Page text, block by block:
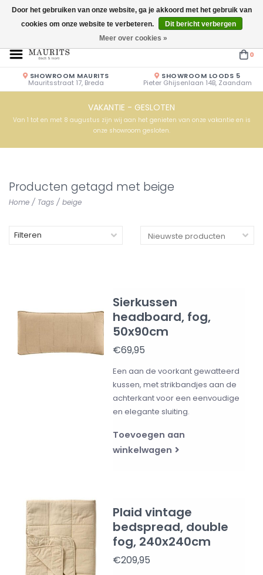
Openingstijden: Vrijdag & Zaterdag 10.00u - 17.00u of op afspraak!
0
SHOWROOM MAURITS
Mauritsstraat 17, Breda
SHOWROOM LOODS 5
Pieter Ghijsenlaan 14B, Zaandam
VAKANTIE - GESLOTEN
Van 1 tot en met 8 augustus zijn wij aan het genieten van onze vakantie en is
onze showroom gesloten.
Producten getagd met beige
Home / Tags / beige
Filteren
Sierkussen
headboard, fog,
50x90cm
€69,95
Een aan de voorkant gewatteerd
kussen, met strikbandjes aan de
achterkant voor een eenvoudige
en elegante sluiting.
Toevoegen aan
winkelwagen
Plaid vintage
bedspread, double
fog, 240x240cm
€209,95
Door het gebruiken van onze website, ga je akkoord met het gebruik van
cookies om onze website te verbeteren.
Dit bericht verbergen
Meer over cookies »